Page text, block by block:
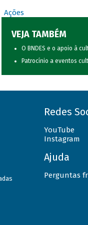
Ações
VEJA TAMBÉM
O BNDES e o apoio à
Patrocínio a eventos
Redes
YouTube
Instagram
Ajuda
Perguntas